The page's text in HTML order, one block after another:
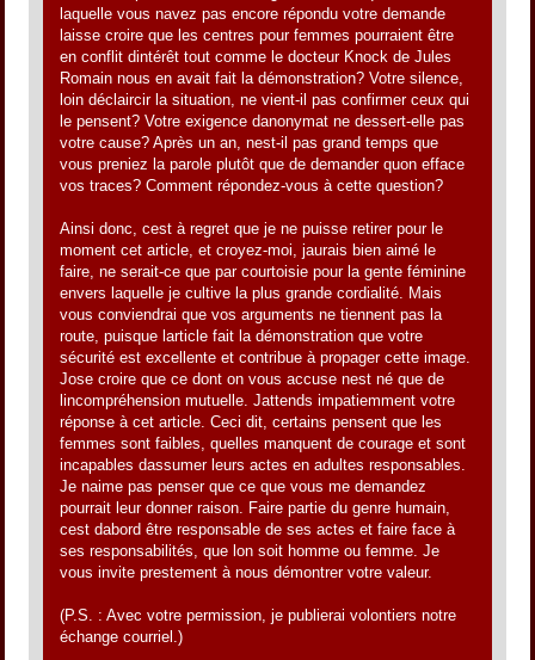
laquelle vous navez pas encore répondu votre demande
laisse croire que les centres pour femmes pourraient être
en conflit dintérêt tout comme le docteur Knock de Jules
Romain nous en avait fait la démonstration? Votre silence,
loin déclaircir la situation, ne vient-il pas confirmer ceux qui
le pensent? Votre exigence danonymat ne dessert-elle pas
votre cause? Après un an, nest-il pas grand temps que
vous preniez la parole plutôt que de demander quon efface
vos traces? Comment répondez-vous à cette question?
Ainsi donc, cest à regret que je ne puisse retirer pour le
moment cet article, et croyez-moi, jaurais bien aimé le
faire, ne serait-ce que par courtoisie pour la gente féminine
envers laquelle je cultive la plus grande cordialité. Mais
vous conviendrai que vos arguments ne tiennent pas la
route, puisque larticle fait la démonstration que votre
sécurité est excellente et contribue à propager cette image.
Jose croire que ce dont on vous accuse nest né que de
lincompréhension mutuelle. Jattends impatiemment votre
réponse à cet article. Ceci dit, certains pensent que les
femmes sont faibles, quelles manquent de courage et sont
incapables dassumer leurs actes en adultes responsables.
Je naime pas penser que ce que vous me demandez
pourrait leur donner raison. Faire partie du genre humain,
cest dabord être responsable de ses actes et faire face à
ses responsabilités, que lon soit homme ou femme. Je
vous invite prestement à nous démontrer votre valeur.
(P.S. : Avec votre permission, je publierai volontiers notre
échange courriel.)